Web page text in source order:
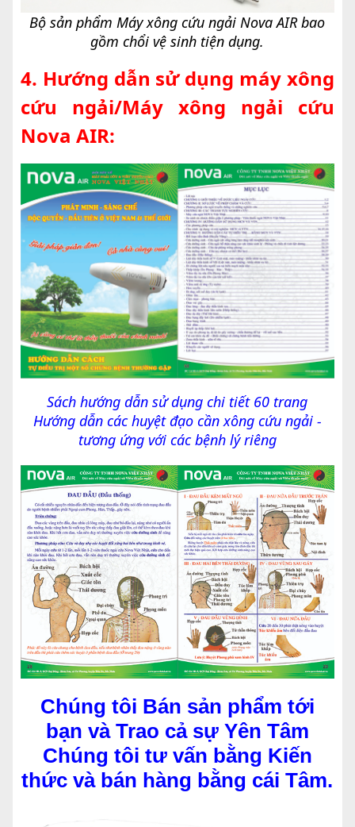
Bộ sản phẩm Máy xông cứu ngải Nova AIR bao
gồm chổi vệ sinh tiện dụng.
4. Hướng dẫn sử dụng máy xông
cứu ngải/Máy xông ngải cứu
Nova AIR:
Sách hướng dẫn sử dụng chi tiết 60 trang
Hướng dẫn các huyệt đạo cần xông cứu ngải -
tương ứng với các bệnh lý riêng
Chúng tôi Bán sản phẩm tới
bạn và Trao cả sự Yên Tâm
Chúng tôi tư vấn bằng Kiến
thức và bán hàng bằng cái Tâm.